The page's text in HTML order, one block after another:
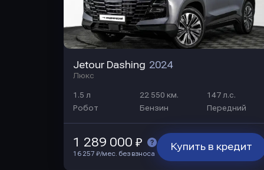
Jetour Dashing 2024
Люкс
1.5 л 22 550 км.
147 л.с.
Робот
Бензин Передний
Купить в кредит
1 289 000 ₽
16 257 ₽/мес. без взноса